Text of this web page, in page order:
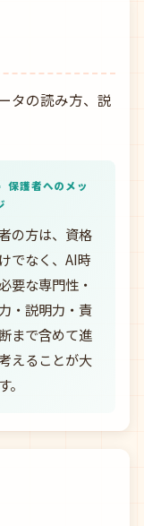
タの読み方、説
保護者へのメッ
の方は、資格
でなく、AI時
要な専門性・
・説明力・責
まで含めて進
えることが大
。